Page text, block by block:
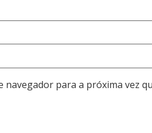
navegador para a próxima vez